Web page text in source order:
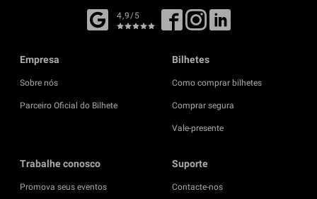
4,9/5
Empresa
Sobre nós
Parceiro Oficial do Bilhete
Bilhetes
Como comprar bilhetes
Comprar segura
Vale-presente
Trabalhe conosco
Promova seus eventos
Suporte
Contacte-nos